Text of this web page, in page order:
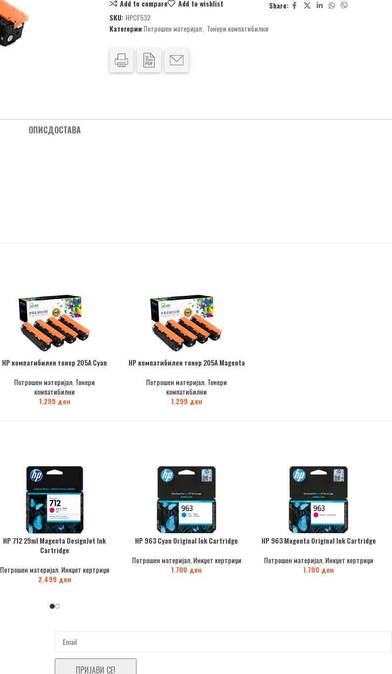
Add to compare
Add to wishlist
Share:
SKU: HPCF532
Категории Потрошен материјал Тонери компатибилни
ОПИСДОСТАВА
НР компатибилен тонер 205A Cyan
Потрошен материјал Тонери
компатибилни
1.299 ден
НР компатибилен тонер 205A Magenta
Потрошен материјал Тонери
компатибилни
1.299 ден
HP 712 29ml Magenta DesignJet Ink
Cartridge
Потрошен материјал, Инкџет кертриџи
2.499 ден
HP 963 Cyan Original Ink Cartridge
Потрошен материјал, Инкџет кертриџи
1.700 ден
HP 963 Magenta Original Ink Cartridge
Потрошен материјал, Инкџет кертриџи
1.700 ден
ПРИЈАВИ СЕ!